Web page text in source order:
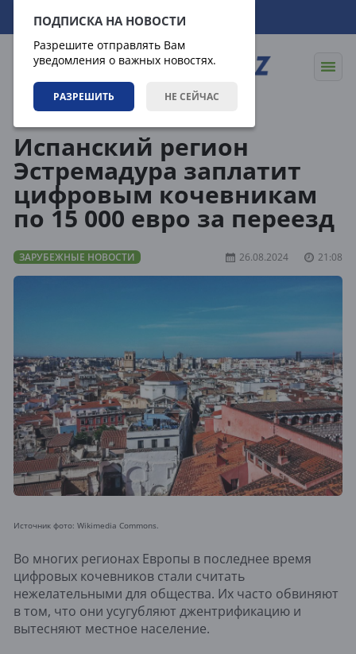
ПОДПИСКА НА НОВОСТИ
Разрешите отправлять Вам
уведомления о важных новостях.
РАЗРЕШИТЬ НЕ СЕЙЧАС
08.08.2026 15:29:12
Испанский регион
Эстремадура заплатит
цифровым кочевникам
по 15 000 евро за переезд
ЗАРУБЕЖНЫЕ НОВОСТИ 26.08.2024 21:08
Источник фото: Wikimedia Commons.
Во многих регионах Европы в последнее время
цифровых кочевников стали считать
нежелательными для общества. Их часто обвиняют
в том, что они усугубляют джентрификацию и
вытесняют местное население.